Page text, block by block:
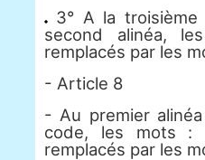
3° A la
second alinéa,
remplacés par les
- Article 8
- Au premier
code, les mots :
remplacés par les